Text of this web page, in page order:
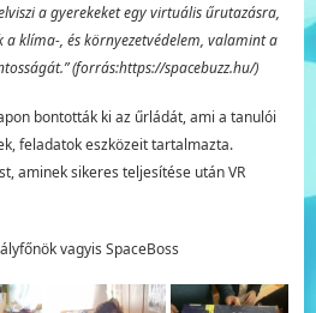
a gyerekeket egy virtuális űrutazásra,
klíma-, és környezetvédelem, valamint a
(forrás:https://spacebuzz.hu/)
bontották ki az űrládát, ami a tanulói
feladatok eszközeit tartalmazta.
aminek sikeres teljesítése után VR
vagyis SpaceBoss